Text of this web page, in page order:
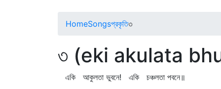
HomeSongsপ্রকৃতি৩
৩ (eki akulata
একি আকুলতা ভুবনে! একি চঞ্চলতা পবনে॥